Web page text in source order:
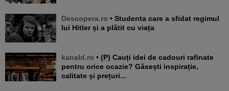
Descopera.ro • Studenta care a sfidat regimul
lui Hitler și a plătit cu viața
kanald.ro • (P) Cauți idei de cadouri rafinate
pentru orice ocazie? Găsești inspirație,
calitate și prețuri...